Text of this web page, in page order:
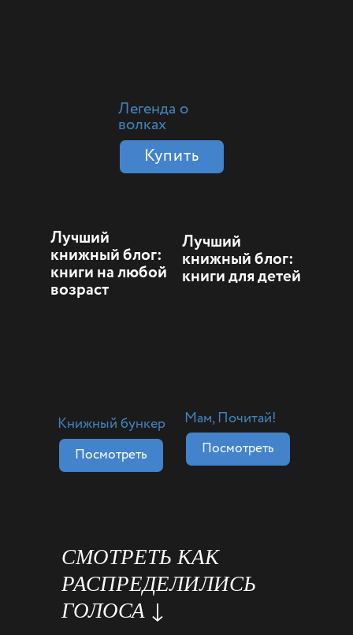
СМОТРЕТЬ КАК
РАСПРЕДЕЛИЛИСЬ
ГОЛОСА ↓
Посмотреть
Лучший
книжный блог:
книги на любой
возраст
Книжный бункер
Посмотреть
Лучший
книжный блог:
книги для детей
Мам, Почитай!
Купить
Легенда о
волках